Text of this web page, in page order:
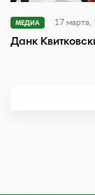
МЕДИА 17 марта,
Данк